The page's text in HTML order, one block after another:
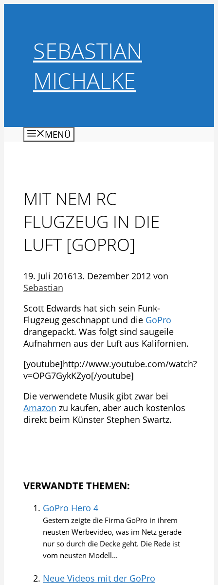
SEBASTIAN
MICHALKE
MENÜ
MIT NEM RC
FLUGZEUG IN DIE
LUFT [GOPRO]
19. Juli 201613. Dezember 2012 von
Sebastian
Scott Edwards hat sich sein Funk-
Flugzeug geschnappt und die GoPro
drangepackt. Was folgt sind saugeile
Aufnahmen aus der Luft aus Kalifornien.
[youtube]http://www.youtube.com/watch?
v=OPG7GykKZyo[/youtube]
Die verwendete Musik gibt zwar bei
Amazon zu kaufen, aber auch kostenlos
direkt beim Künster Stephen Swartz.
VERWANDTE THEMEN:
GoPro Hero 4
Gestern zeigte die Firma GoPro in ihrem
neusten Werbevideo, was im Netz gerade
nur so durch die Decke geht. Die Rede ist
vom neusten Modell...
Neue Videos mit der GoPro